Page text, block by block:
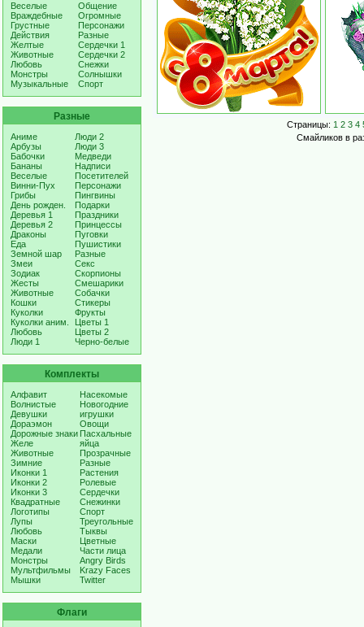
Веселые
Враждебные
Грустные
Действия
Желтые
Животные
Любовь
Монстры
Музыкальные
Общение
Огромные
Персонажи
Разные
Сердечки 1
Сердечки 2
Снежки
Солнышки
Спорт
Разные
Аниме
Арбузы
Бабочки
Бананы
Веселые
Винни-Пух
Грибы
День рожден.
Деревья 1
Деревья 2
Драконы
Еда
Земной шар
Змеи
Зодиак
Жесты
Животные
Кошки
Куколки
Куколки аним.
Любовь
Люди 1
Люди 2
Люди 3
Медведи
Надписи
Посетителей
Персонажи
Пингвины
Подарки
Праздники
Принцессы
Пуговки
Пушистики
Разные
Секс
Скорпионы
Смешарики
Собачки
Стикеры
Фрукты
Цветы 1
Цветы 2
Черно-белые
Комплекты
Алфавит
Волнистые
Девушки
Дораэмон
Дорожные знаки
Желе
Животные
Зимние
Иконки 1
Иконки 2
Иконки 3
Квадратные
Логотипы
Лупы
Любовь
Маски
Медали
Монстры
Мультфильмы
Мышки
Насекомые
Новогодние
игрушки
Овощи
Пасхальные
яйца
Прозрачные
Разные
Растения
Ролевые
Сердечки
Снежинки
Спорт
Треугольные
Тыквы
Цветные
Части лица
Angry Birds
Krazy Faces
Twitter
Флаги
Страницы: 1 2 3 4
Смайликов в